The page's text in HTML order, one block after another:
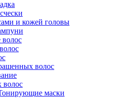
и кожей головы
волос
волос
волос
маски